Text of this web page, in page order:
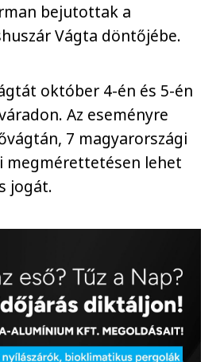
bejutottak a
Vágta döntőjébe.
október 4-én és 5-én
Az eseményre
7 magyarországi
megmérettetésen lehet
jogát.